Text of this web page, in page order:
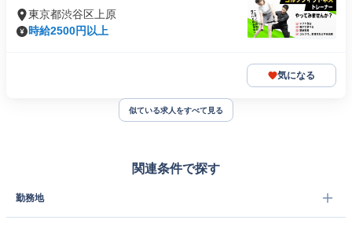
東京都渋谷区上原
時給2500円以上
気になる
似ている求人をすべて見る
関連条件で探す
勤務地